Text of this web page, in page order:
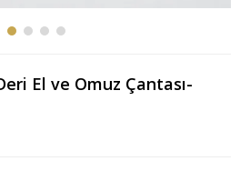
El ve Omuz Çantası-